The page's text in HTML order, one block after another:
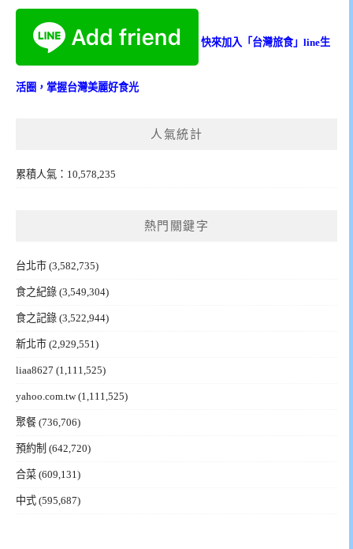
快來加入「台灣旅食」line生
活圈，掌握台灣美麗好食光
人氣統計
累積人氣：10,578,235
熱門關鍵字
台北市 (3,582,735)
食之紀錄 (3,549,304)
食之記錄 (3,522,944)
新北市 (2,929,551)
liaa8627 (1,111,525)
yahoo.com.tw(1,111,525)
聚餐 (736,706)
預約制 (642,720)
合菜 (609,131)
中式 (595,687)